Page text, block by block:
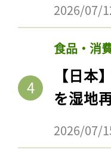
2026/07/
食品・消
【日
を湿地
2026/07/